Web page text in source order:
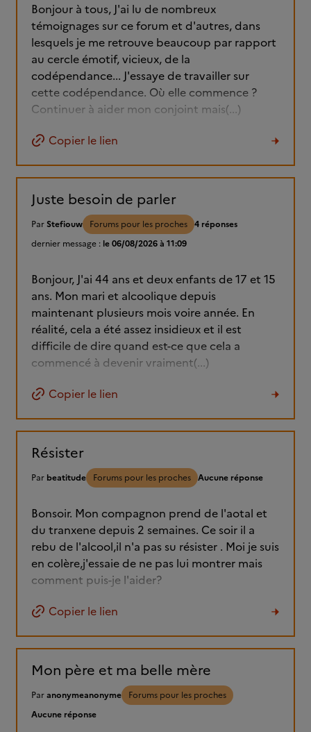
Bonjour à tous, J'ai lu de nombreux
témoignages sur ce forum et d'autres, dans
lesquels je me retrouve beaucoup par rapport
au cercle émotif, vicieux, de la
codépendance... J'essaye de travailler sur
cette codépendance. Où elle commence ?
Continuer à aider mon conjoint mais(...)
Copier le lien
Juste besoin de parler
ParStefiouw Forums pour les proches 4 réponses
dernier message : le 06/08/2026 à 11:09
Bonjour, J'ai 44 ans et deux enfants de 17 et 15
ans. Mon mari et alcoolique depuis
maintenant plusieurs mois voire année. En
réalité, cela a été assez insidieux et il est
difficile de dire quand est-ce que cela a
commencé à devenir vraiment(...)
Copier le lien
Résister
Par beatitude Forums pour les proches Aucune réponse
Bonsoir. Mon compagnon prend de l'aotal et
du tranxene depuis 2 semaines. Ce soir il a
rebu de l'alcool,il n'a pas su résister . Moi je suis
en colère,j'essaie de ne pas lui montrer mais
comment puis-je l'aider?
Copier le lien
Mon père et ma belle mère
Paranonymeanonyme
Forums pour les proches
Aucune réponse